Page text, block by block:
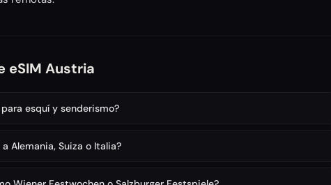
eSIM Austria
esquí y senderismo?
Alemania, Suiza o Italia?